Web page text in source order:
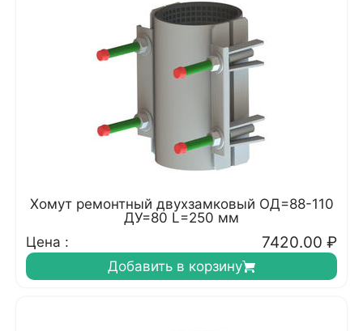
Хомут ремонтный двухзамковый ОД=88-110
ДУ=80 L=250 мм
Цена :
7420.00 ₽
Добавить в корзину